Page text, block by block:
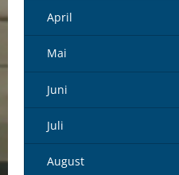
April
Mai
Juni
Juli
August